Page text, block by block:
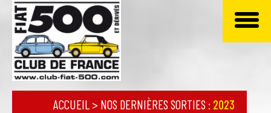
ACCUEIL > NOS DERNIÈRES SORTIES : 2023